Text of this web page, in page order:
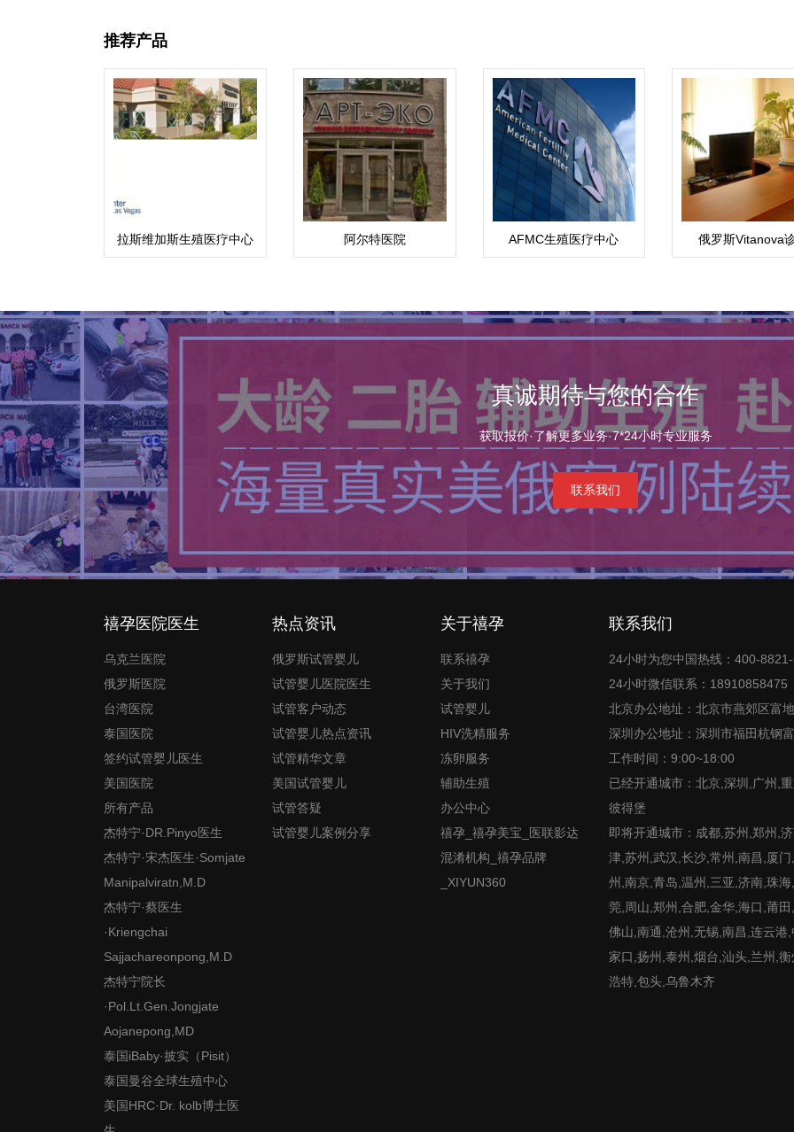
推荐产品
拉斯维加斯生殖医疗中心 阿尔特医院 AFMC生殖医疗中心 俄罗斯Vitanova
真诚期待与您的合作
获取报价·了解更多业务·7*24小时专业服务
联系我们
禧孕医院医生
乌克兰医院
俄罗斯医院
台湾医院
泰国医院
签约试管婴儿医生
美国医院
所有产品
杰特宁·DR.Pinyo医生
杰特宁·宋杰医生·Somjate
Manipalviratn,M.D
杰特宁·蔡医生
·Kriengchai
Sajjachareonpong,M.D
杰特宁院长
·Pol.Lt.Gen.Jongjate
Aojanepong,MD
泰国iBaby·披实（Pisit）
泰国曼谷全球生殖中心
美国HRC·Dr. kolb博士医
热点资讯
俄罗斯试管婴儿
试管婴儿医院医生
试管客户动态
试管婴儿热点资讯
试管精华文章
美国试管婴儿
试管答疑
试管婴儿案例分享
关于禧孕
联系禧孕
关于我们
试管婴儿
HIV洗精服务
冻卵服务
辅助生殖
办公中心
禧孕_禧孕美宝_医联影达
混淆机构_禧孕品牌
_XIYUN360
联系我们
24小时为您中国热线：400-
24小时微信联系：18910858475
北京办公地址：北京市燕郊区富
深圳办公地址：深圳市福田杭钢
工作时间：9:00~18:00
已经开通城市：北京,深圳,广州,
彼得堡
即将开通城市：成都,苏州,郑州,
津,苏州,武汉,长沙,常州,南昌,厦
州,南京,青岛,温州,三亚,济南,珠
莞,周山,郑州,合肥,金华,海口,莆
佛山,南通,沧州,无锡,南昌,连云港
家口,扬州,泰州,烟台,汕头,兰州,
浩特,包头,乌鲁木齐